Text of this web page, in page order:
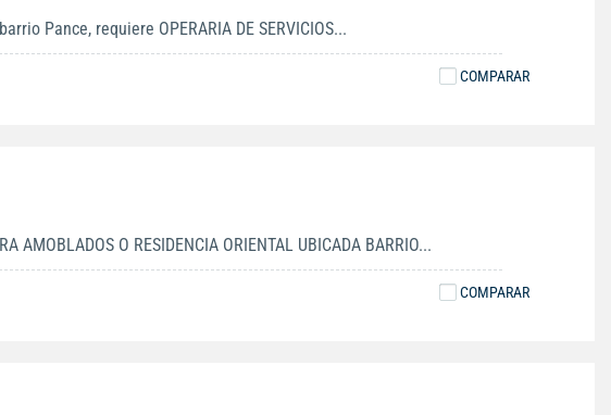
Pance, requiere OPERARIA DE SERVICIOS...
COMPARAR
AMOBLADOS O RESIDENCIA ORIENTAL UBICADA BARRIO...
COMPARAR